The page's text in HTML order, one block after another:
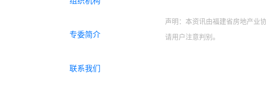
专委简介
联系我们
声明：本资讯由福建省房地产业
请用户注意判别。